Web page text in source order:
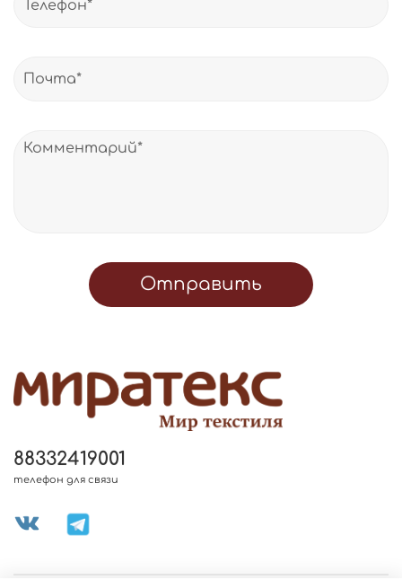
Отправить
88332419001
телефон для связи